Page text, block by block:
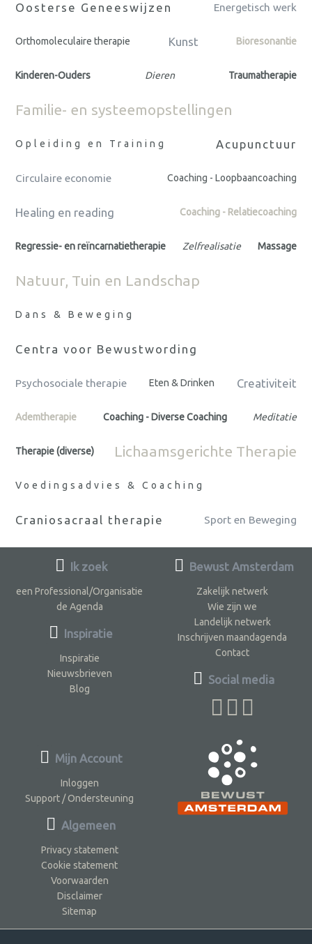
Oosterse Geneeswijzen Energetisch werk
Orthomoleculaire therapie Kunst Bioresonantie
Kinderen-Ouders Dieren Traumatherapie
Familie- en systeemopstellingen
Opleiding en Training Acupunctuur
Circulaire economie Coaching - Loopbaancoaching
Healing en reading Coaching - Relatiecoaching
Regressie- en reïncarnatietherapie Zelfrealisatie Massage
Natuur, Tuin en Landschap
Dans & Beweging
Centra voor Bewustwording
Psychosociale therapie Eten & Drinken Creativiteit
Ademtherapie Coaching - Diverse Coaching Meditatie
Therapie (diverse) Lichaamsgerichte Therapie
Voedingsadvies & Coaching
Craniosacraal therapie Sport en Beweging
Ik zoek
een Professional/Organisatie
de Agenda
Inspiratie
Inspiratie
Nieuwsbrieven
Blog
Bewust Amsterdam
Zakelijk netwerk
Wie zijn we
Landelijk netwerk
Inschrijven maandagenda
Contact
Social media
Mijn Account
Inloggen
Support / Ondersteuning
Algemeen
Privacy statement
Cookie statement
Voorwaarden
Disclaimer
Sitemap